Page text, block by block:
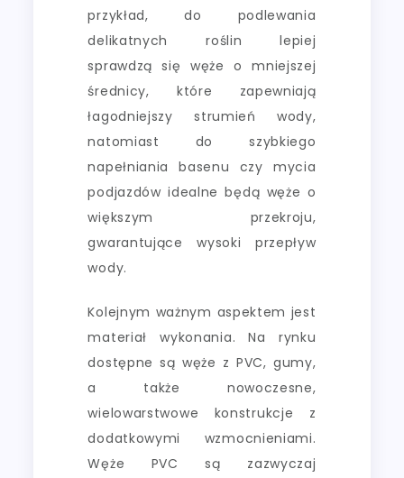
przykład, do podlewania
delikatnych roślin lepiej
sprawdzą się węże o mniejszej
średnicy, które zapewniają
łagodniejszy strumień wody,
natomiast do szybkiego
napełniania basenu czy mycia
podjazdów idealne będą węże o
większym przekroju,
gwarantujące wysoki przepływ
wody.
Kolejnym ważnym aspektem jest
materiał wykonania. Na rynku
dostępne są węże z PVC, gumy,
a także nowoczesne,
wielowarstwowe konstrukcje z
dodatkowymi wzmocnieniami.
Węże PVC są zazwyczaj